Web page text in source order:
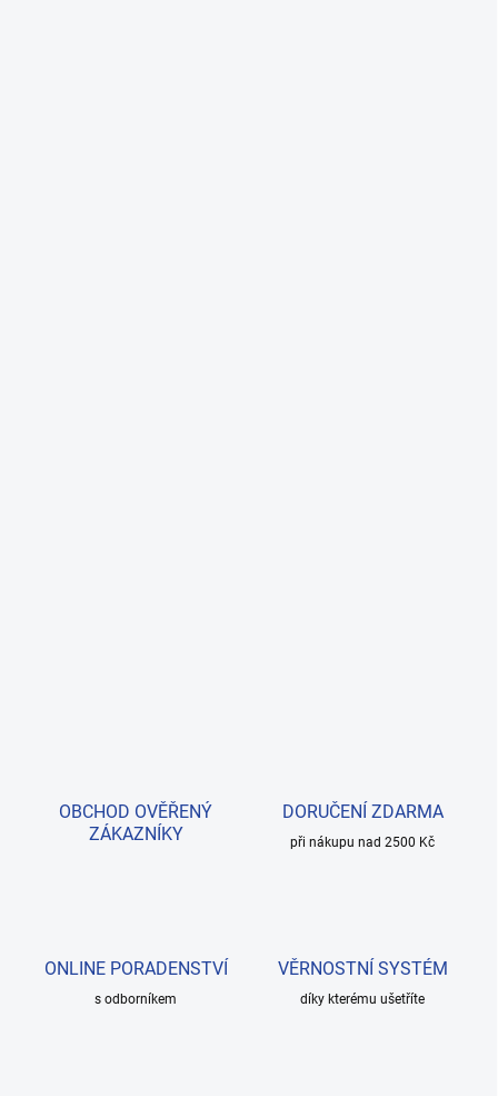
OBCHOD OVĚŘENÝ
ZÁKAZNÍKY
DORUČENÍ ZDARMA
při nákupu nad 2500 Kč
ONLINE PORADENSTVÍ
s odborníkem
VĚRNOSTNÍ SYSTÉM
díky kterému ušetříte